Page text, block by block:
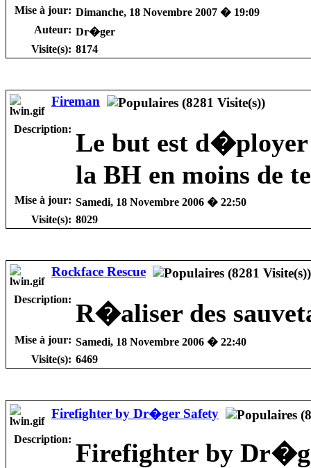
Mise à jour: Dimanche, 18 Novembre 2007 � 19:09
Auteur: Dr�ger
Visite(s): 8174
Fireman
Description: Le but est d�ployer
la BH en moins de
Mise à jour: Samedi, 18 Novembre 2006 � 22:50
Visite(s): 8029
Rockface Rescue
Description: R�aliser des
Mise à jour: Samedi, 18 Novembre 2006 � 22:40
Visite(s): 6469
Firefighter by Dr�ger Safety
Description: Firefighter by